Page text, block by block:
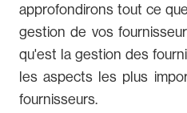
approfondirons tout ce
gestion de vos
qu'est la gestion des
les aspects les plus
fournisseurs.